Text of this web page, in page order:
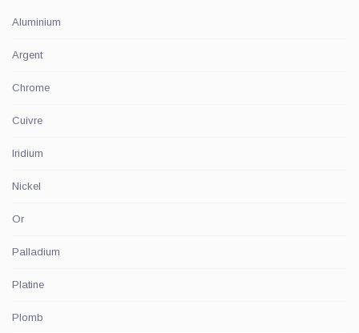
Aluminium
Argent
Chrome
Cuivre
Iridium
Nickel
Or
Palladium
Platine
Plomb